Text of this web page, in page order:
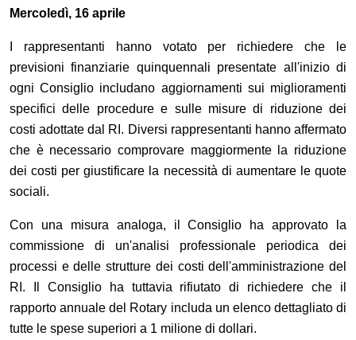
Mercoledì, 16 aprile
I rappresentanti hanno votato per richiedere che le
previsioni finanziarie quinquennali presentate all'inizio di
ogni Consiglio includano aggiornamenti sui miglioramenti
specifici delle procedure e sulle misure di riduzione dei
costi adottate dal RI. Diversi rappresentanti hanno affermato
che è necessario comprovare maggiormente la riduzione
dei costi per giustificare la necessità di aumentare le quote
sociali.
Con una misura analoga, il Consiglio ha approvato la
commissione di un'analisi professionale periodica dei
processi e delle strutture dei costi dell'amministrazione del
RI. Il Consiglio ha tuttavia rifiutato di richiedere che il
rapporto annuale del Rotary includa un elenco dettagliato di
tutte le spese superiori a 1 milione di dollari.